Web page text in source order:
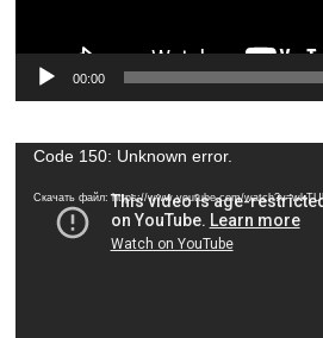
00:00
Видеоплеер
Code 150: Unknown error.
Скачать файл: https://www.youtube.com/